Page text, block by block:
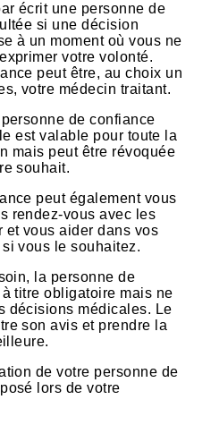
écrit une personne de
si une décision
à un moment où vous ne
votre volonté.
peut être, au choix un
votre médecin traitant.
de confiance
est valable pour toute la
mais peut être révoquée
souhait.
peut également vous
rendez-vous avec les
et vous aider dans vos
vous le souhaitez.
la personne de
titre obligatoire mais ne
décisions médicales. Le
son avis et prendre la
de votre personne de
lors de votre